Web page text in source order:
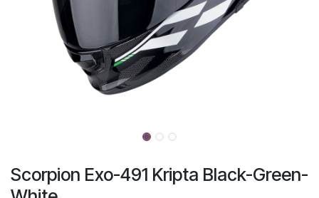
Scorpion Exo-491 Kripta Black-Green-